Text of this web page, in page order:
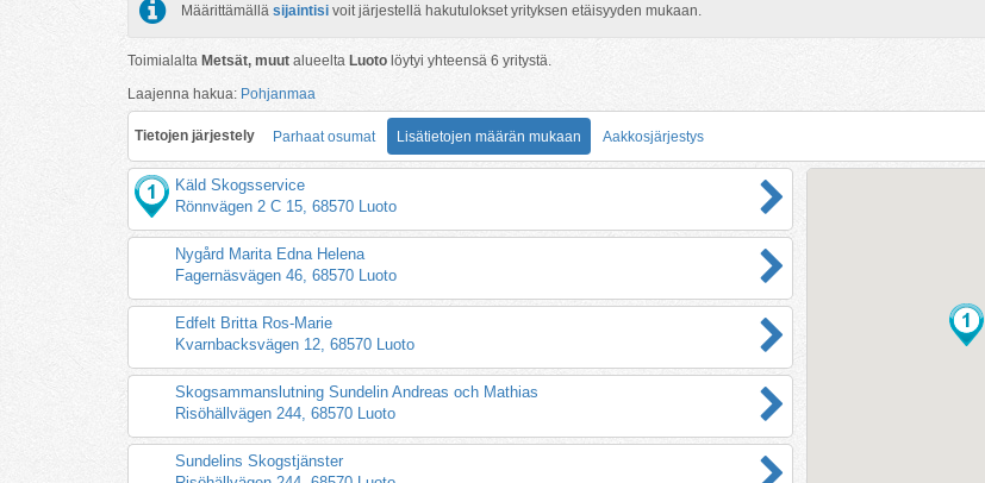
Määrittämällä sijaintisi voit järjestellä hakutulokset yrityksen etäisyyden mukaan.
Toimialalta Metsät, muut alueelta Luoto löytyi yhteensä 6 yritystä.
Laajenna hakua: Pohjanmaa
Tietojen järjestely Parhaat osumat Lisätietojen määrän mukaan Aakkosjärjestys
Käld Skogsservice
Rönnvägen 2 C 15, 68570 Luoto
Nygård Marita Edna Helena
Fagernäsvägen 46, 68570 Luoto
Edfelt Britta Ros-Marie
Kvarnbacksvägen 12, 68570 Luoto
Skogsammanslutning Sundelin Andreas och Mathias
Risöhällvägen 244, 68570 Luoto
Sundelins Skogstjänster